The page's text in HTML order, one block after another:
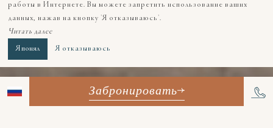
Забронировать
работы в Интернете. Вы можете запретить использование ваших
данных, нажав на кнопку 'Я отказываюсь'.
Читать далее
Я понял Я отказываюсь